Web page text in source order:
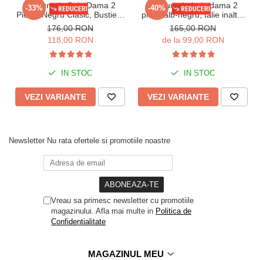
-33%
Costum de Baie Dama 2
Piese, Negru Clasic, Bustiera
cu Sustinere si Pantaloni
Scurti M5206
176,00 RON
118,00 RON
IN STOC
VEZI VARIANTE
-40%
Costum de baie dama 2
piese alb-negru, talie inalta,
sutien cu sustinere si
imprimeu modern y9200
165,00 RON
de la 99,00 RON
IN STOC
VEZI VARIANTE
Newsletter Nu rata ofertele si promotiile noastre
Vreau sa primesc newsletter cu promotiile
magazinului. Afla mai multe in Politica de
Confidentialitate
MAGAZINUL MEU